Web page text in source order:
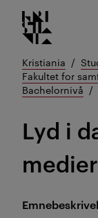
Gå
til
innhold
Kristiania logo
Kristiania
Fakultet for
Bachelornivå
Lyd i
medier